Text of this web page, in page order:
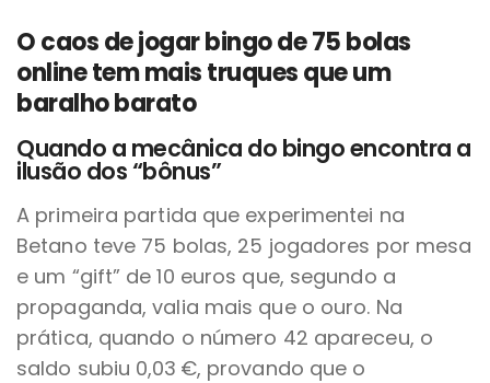
O caos de jogar bingo de 75 bolas
online tem mais truques que um
baralho barato
Quando a mecânica do bingo encontra a
ilusão dos “bônus”
A primeira partida que experimentei na
Betano teve 75 bolas, 25 jogadores por mesa
e um “gift” de 10 euros que, segundo a
propaganda, valia mais que o ouro. Na
prática, quando o número 42 apareceu, o
saldo subiu 0,03 €, provando que o